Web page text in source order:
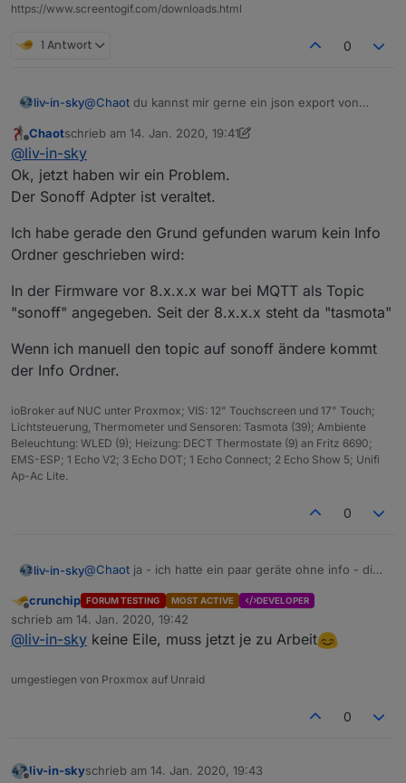
https://www.screentogif.com/downloads.html
1 Antwort 0
liv-in-sky@Chaot du kannst mir gerne ein json export von
auf
Offline
Chaotschrieb am 14. Jan. 2020, 19:41
zuletzt editiert von Chaot
@liv-in-sky
Ok, jetzt haben wir ein Problem.
Der Sonoff Adpter ist veraltet.
Ich habe gerade den Grund gefunden warum kein Info
Ordner geschrieben wird:
In der Firmware vor 8.x.x.x war bei MQTT als Topic
"sonoff" angegeben. Seit der 8.x.x.x steht da "tasmota"
Wenn ich manuell den topic auf sonoff ändere kommt
der Info Ordner.
ioBroker auf NUC unter Proxmox; VIS: 12" Touchscreen und 17" Touch;
Lichtsteuerung, Thermometer und Sensoren: Tasmota (39); Ambiente
Beleuchtung: WLED (9); Heizung: DECT Thermostate (9) an Fritz 6690;
EMS-ESP; 1 Echo V2; 3 Echo DOT; 1 Echo Connect; 2 Echo Show 5; Unifi
Ap-Ac Lite.
0
liv-in-sky@Chaot ja - ich hatte ein paar geräte ohne info - die
bei noch nicht online - einige sonoffs mußte ich
neustarten, dann kam wieder der info ordner - auch
di instanz habe eich mal neugestartet - seit dem
schnelligkeit des adpters
@crunchipvielleicht wird es mit dem neuen script
besser - glaube nicht, dass dies heut noch klappt -
eher morgen
Offline
crunchip FORUM TESTING MOST ACTIVE DEVELOPER
schrieb am 14. Jan. 2020, 19:42
zuletzt editiert von
@liv-in-sky keine Eile, muss jetzt je zu Arbeit
umgestiegen von Proxmox auf Unraid
0
liv-in-skyschrieb am 14. Jan. 2020, 19:43
zuletzt editiert von